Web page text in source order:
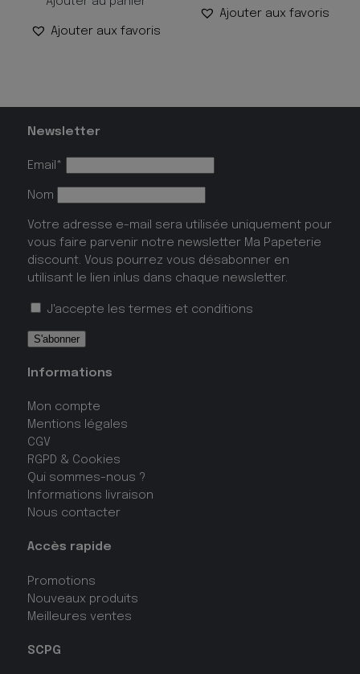
Ajouter aux favoris
Ajouter aux favoris
Newsletter
Email*
Nom
Votre adresse e-mail sera utilisée uniquement pour
vous faire parvenir notre newsletter Ma Papeterie
discount. Vous pourrez vous désabonner en
utilisant le lien inlus dans chaque newsletter.
J'accepte les termes et conditions
Informations
Mon compte
Mentions légales
CGV
RGPD & Cookies
Qui sommes-nous ?
Informations livraison
Nous contacter
Accès rapide
Promotions
Nouveaux produits
Meilleures ventes
SCPG